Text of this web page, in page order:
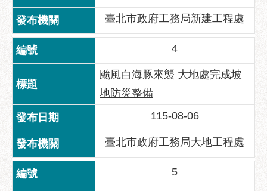
政
園
地
便
服
道
路
挖
掘
資
臺北市政府工務局新建工程處
4
颱風白海豚來襲 大地處完成坡
地防災整備
115-08-06
臺北市政府工務局大地工程處
5